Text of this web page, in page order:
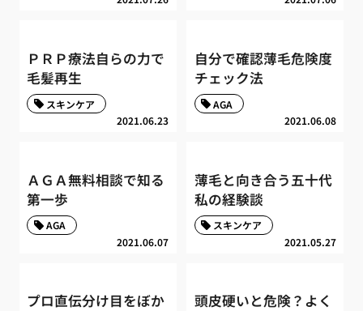
ＰＲＰ療法自らの力で
毛髪再生
2021.06.23
スキンケア
自分で確認薄毛危険度
チェック法
2021.06.08
AGA
ＡＧＡ無料相談で知る
第一歩
2021.06.07
AGA
薄毛と向き合う五十代
私の経験談
2021.05.27
スキンケア
プロ直伝分け目をぼか
頭皮硬いと危険？よく